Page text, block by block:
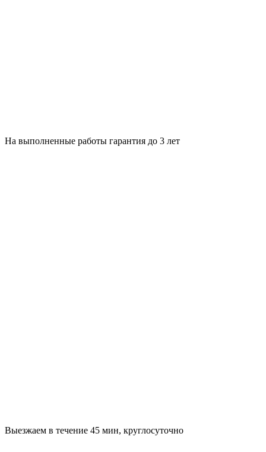
На выполненные работы гарантия до 3 лет
Выезжаем в течение 45 мин, круглосуточно